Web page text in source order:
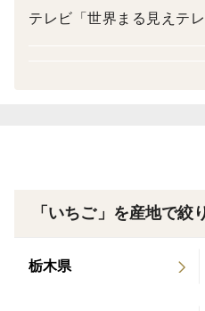
テレビ「世界まる見えテ
D-TIE！」 2024年1月
月 フジテレビ「ノンスト
「いちご」を産地で絞
栃木県